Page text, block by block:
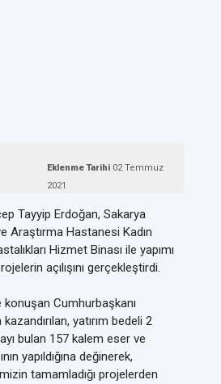
Eklenme Tarihi 02 Temmuz
2021
Tayyip Erdoğan, Sakarya
Araştırma Hastanesi Kadın
Hizmet Binası ile yapımı
açılışını gerçekleştirdi.
Cumhurbaşkanı
yatırım bedeli 2
bulan 157 kalem eser ve
yapıldığına değinerek,
tamamladığı projelerden